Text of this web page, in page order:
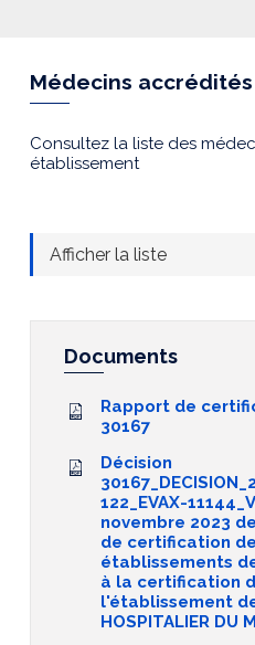
Médecins accrédités
Consultez la liste des
établissement
Afficher la liste
Documents
Rapport de
30167
Décision
122_EVAX-
novembre 2023
de certification
établissements
à la certification
l'établissement
HOSPITALIER DU